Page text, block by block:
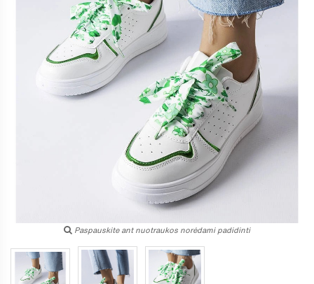
Paspauskite ant nuotraukos norėdami padidinti